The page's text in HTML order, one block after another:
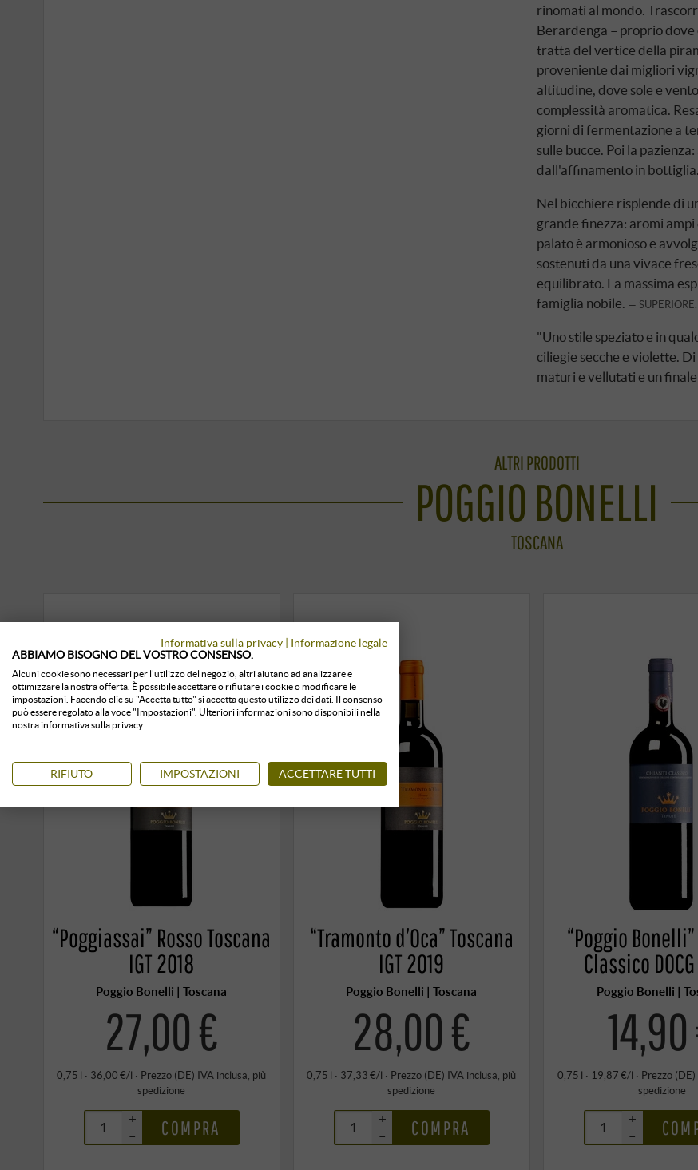
rinomati al mondo.
Berardenga – proprio dove
tratta del vertice della
proveniente dai migliori
altitudine, dove sole e
complessità aromatica.
giorni di fermentazione a
sulle bucce. Poi la
dall'affinamento in bottiglia.
Nel bicchiere risplende di
grande finezza: aromi
palato è armonioso e
sostenuti da una vivace
equilibrato. La massima
famiglia nobile.
"Uno stile speziato e in
ciliegie secche e violette.
maturi e vellutati e un
ALTRI PRODOTTI
POGGIO BONELLI
TOSCANA
“Poggiassai” Rosso Toscana
IGT 2018
Poggio Bonelli | Toscana
27,00 €
0,75 l · 36,00 €/l · Prezzo (DE) IVA inclusa , più
spedizione
+
–
COMPRA
“Tramonto d’Oca” Toscana
IGT 2019
Poggio Bonelli | Toscana
28,00 €
0,75 l · 37,33 €/l · Prezzo (DE) IVA inclusa , più
spedizione
+
–
COMPRA
“Poggio
Classico
Poggio Bonelli |
0,75 l · 19,87 €/l · Prezzo (DE)
spedizione
+
–
Informativa sulla privacy | Informazione legale
ABBIAMO BISOGNO DEL VOSTRO CONSENSO.
Alcuni cookie sono necessari per l'utilizzo del negozio, altri aiutano ad analizzare e
ottimizzare la nostra offerta. È possibile accettare o rifiutare i cookie o modificare le
impostazioni. Facendo clic su "Accetta tutto" si accetta questo utilizzo dei dati. Il consenso
può essere regolato alla voce "Impostazioni". Ulteriori informazioni sono disponibili nella
nostra informativa sulla privacy.
RIFIUTO IMPOSTAZIONI ACCETTARE TUTTI